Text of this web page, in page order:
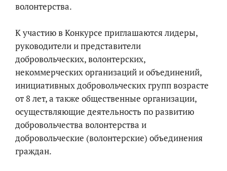
волонтерства.
К участию в Конкурсе приглашаются лидеры,
руководители и представители
добровольческих, волонтерских,
некоммерческих организаций и объединений,
инициативных добровольческих групп возрасте
от 8 лет, а также общественные организации,
осуществляющие деятельность по развитию
добровольчества волонтерства и
добровольческие (волонтерские) объединения
граждан.